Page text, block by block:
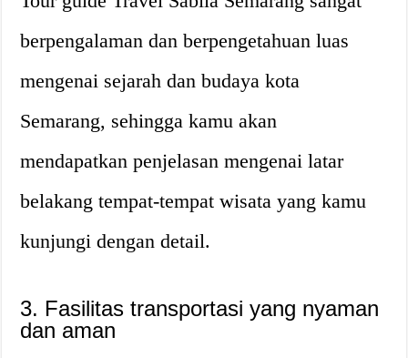
berpengalaman dan berpengetahuan luas
mengenai sejarah dan budaya kota
Semarang, sehingga kamu akan
mendapatkan penjelasan mengenai latar
belakang tempat-tempat wisata yang kamu
kunjungi dengan detail.
3. Fasilitas transportasi yang nyaman
dan aman